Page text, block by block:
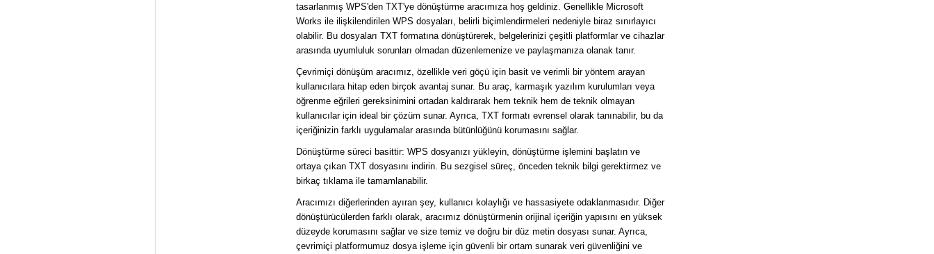
tasarlanmış WPS'den TXT'ye dönüştürme aracımıza hoş geldiniz. Genellikle Microsoft
Works ile ilişkilendirilen WPS dosyaları, belirli biçimlendirmeleri nedeniyle biraz sınırlayıcı
olabilir. Bu dosyaları TXT formatına dönüştürerek, belgelerinizi çeşitli platformlar ve cihazlar
arasında uyumluluk sorunları olmadan düzenlemenize ve paylaşmanıza olanak tanır.
Çevrimiçi dönüşüm aracımız, özellikle veri göçü için basit ve verimli bir yöntem arayan
kullanıcılara hitap eden birçok avantaj sunar. Bu araç, karmaşık yazılım kurulumları veya
öğrenme eğrileri gereksinimini ortadan kaldırarak hem teknik hem de teknik olmayan
kullanıcılar için ideal bir çözüm sunar. Ayrıca, TXT formatı evrensel olarak tanınabilir, bu da
içeriğinizin farklı uygulamalar arasında bütünlüğünü korumasını sağlar.
Dönüştürme süreci basittir: WPS dosyanızı yükleyin, dönüştürme işlemini başlatın ve
ortaya çıkan TXT dosyasını indirin. Bu sezgisel süreç, önceden teknik bilgi gerektirmez ve
birkaç tıklama ile tamamlanabilir.
Aracımızı diğerlerinden ayıran şey, kullanıcı kolaylığı ve hassasiyete odaklanmasıdır. Diğer
dönüştürücülerden farklı olarak, aracımız dönüştürmenin orijinal içeriğin yapısını en yüksek
düzeyde korumasını sağlar ve size temiz ve doğru bir düz metin dosyası sunar. Ayrıca,
çevrimiçi platformumuz dosya işleme için güvenli bir ortam sunarak veri güvenliğini ve